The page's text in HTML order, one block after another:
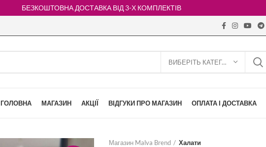
БЕЗКОШТОВНА ДОСТАВКА ВІД 3-Х КОМПЛЕКТІВ
ВИБЕРІТЬ КАТЕГОРІЮ
ГОЛОВНА МАГАЗИН АКЦІЇ ВІДГУКИ ПРО МАГАЗИН ОПЛАТА І ДОСТАВКА
Магазин Malva Brend Халати